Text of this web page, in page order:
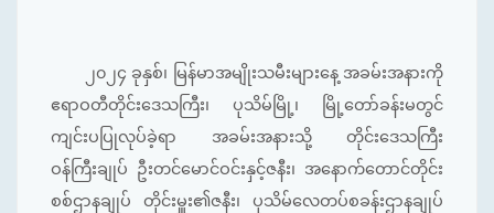
၂၀၂၄ ခုနှစ်၊ မြန်မာအမျိုးသမီးများနေ့ အခမ်းအနားကို
ဧရာဝတီတိုင်းဒေသကြီး၊ ပုသိမ်မြို့၊ မြို့တော်ခန်းမတွင်
ကျင်းပပြုလုပ်ခဲ့ရာ အခမ်းအနားသို့ တိုင်းဒေသကြီး
ဝန်ကြီးချုပ် ဦးတင်မောင်ဝင်းနှင့်ဇနီး၊ အနောက်တောင်တိုင်း
စစ်ဌာနချုပ် တိုင်းမှူး၏ဇနီး၊ ပုသိမ်လေတပ်စခန်းဌာနချုပ်